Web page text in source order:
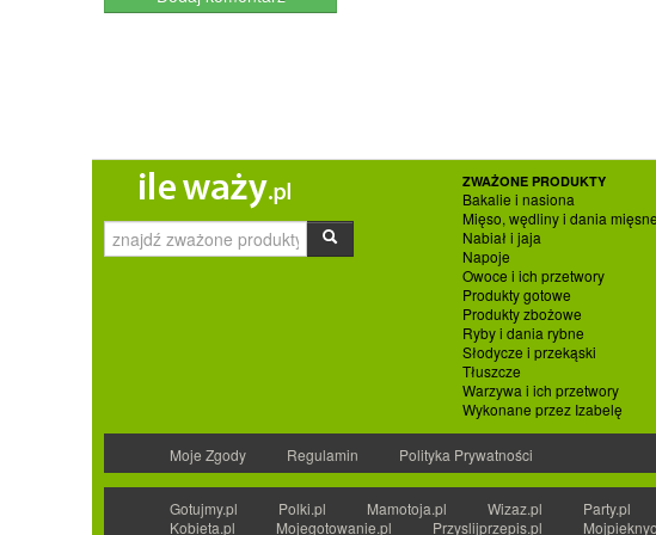
ZWAŻONE PRODUKTY
Bakalie i nasiona
Mięso, wędliny i dania mięsne
Nabiał i jaja
Napoje
Owoce i ich przetwory
Produkty gotowe
Produkty zbożowe
Ryby i dania rybne
Słodycze i przekąski
Tłuszcze
Warzywa i ich przetwory
Wykonane przez Izabelę
Moje Zgody Regulamin Polityka Prywatności
Gotujmy.pl Polki.pl Mamotoja.pl Wizaz.pl Party.pl
Kobieta.pl
Mojegotowanie.pl Przyslijprzepis.pl